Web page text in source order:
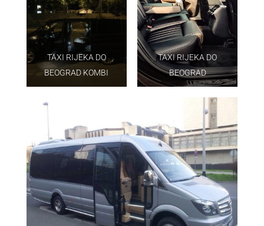
TAXI RIJEKA DO
BEOGRAD KOMBI
TAXI RIJEKA DO
BEOGRAD